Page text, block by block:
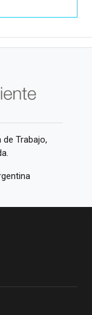
Trabajo,